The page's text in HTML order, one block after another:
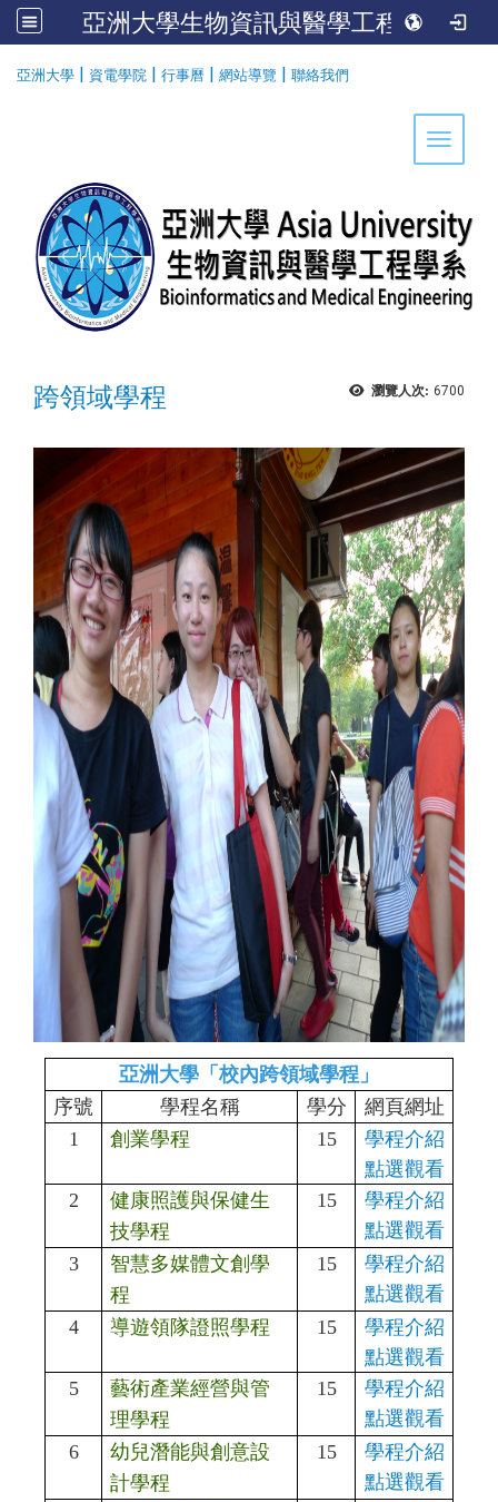
亞洲大學生物資訊與醫學工程學系
亞洲大學 | 資電學院 | 行事曆 | 網站導覽 | 聯絡我們
Toggle
瀏覽人次: 6700
跨領域學程
亞洲大學「校內跨領域學程」
序號
學程名稱 學分
網頁網址
1
創業學程 15
學程介紹
點選觀看
2
健康照護與保健生
技學程
15
學程介紹
點選觀看
3
智慧多媒體文創學
程
15
學程介紹
點選觀看
4
導遊領隊證照學程 15
學程介紹
點選觀看
5
藝術產業經營與管
理學程
15
學程介紹
點選觀看
6
幼兒潛能與創意設
計學程
15
學程介紹
點選觀看